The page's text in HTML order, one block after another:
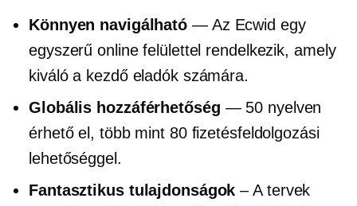
Könnyen navigálható — Az Ecwid egy
egyszerű online felülettel rendelkezik, amely
kiváló a kezdő eladók számára.
Globális hozzáférhetőség — 50 nyelven
érhető el, több mint 80 fizetésfeldolgozási
lehetőséggel.
Fantasztikus tulajdonságok – A tervek